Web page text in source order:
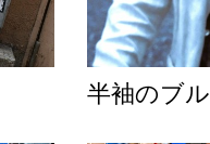
半袖のブ